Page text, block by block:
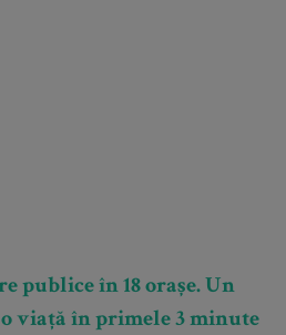
publice în 18 orașe. Un
viață în primele 3 minute